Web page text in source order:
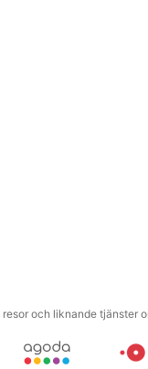
och liknande tjänster